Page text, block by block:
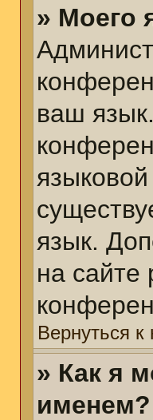
» Моего
ваш
языковой
язык.
на сайте
Вернуться к
» Как я
именем?